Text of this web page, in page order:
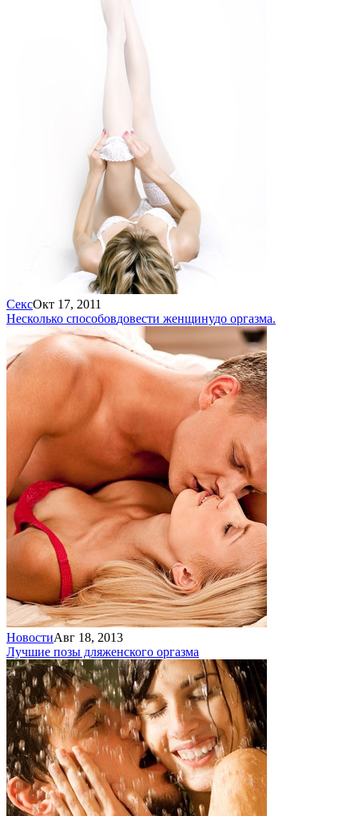
СексОкт 17, 2011
Несколько способовдовести женщинудо оргазма.
НовостиАвг 18, 2013
Лучшие позы дляженского оргазма